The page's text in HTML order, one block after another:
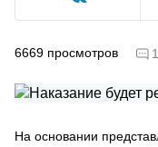
6669 просмотров
На основании